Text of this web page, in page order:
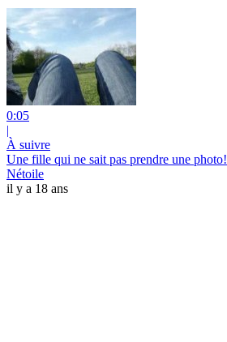
0:05
|
À suivre
Une fille qui ne sait pas prendre une photo!
Nétoile
il y a 18 ans